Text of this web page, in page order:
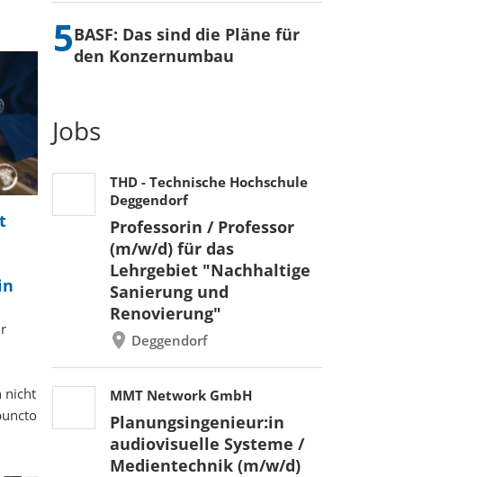
nicht
BASF: Das sind die Pläne für
den Konzernumbau
Jobs
THD - Technische Hochschule
Deggendorf
Professorin / Professor
(m/w/d) für das
Lehrgebiet "Nachhaltige
Sanierung und
Renovierung"
Deggendorf
MMT Network GmbH
Planungsingenieur:in
audiovisuelle Systeme /
Medientechnik (m/w/d)